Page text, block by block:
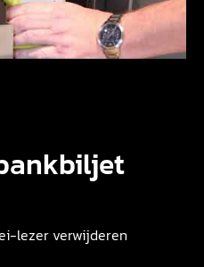
lezer verwijderen